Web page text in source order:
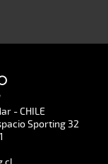
- CHILE
Sporting 32